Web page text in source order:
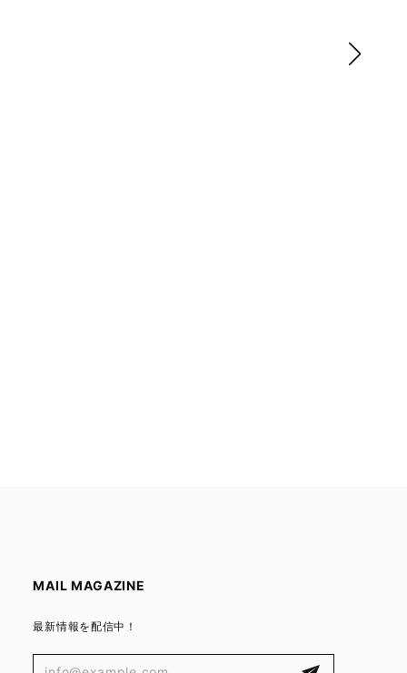
MAIL MAGAZINE
最新情報を配信中！